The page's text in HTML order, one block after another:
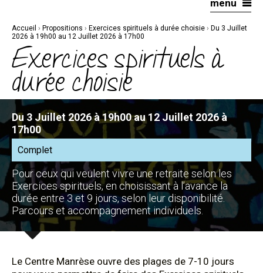
navigation
menu
Accueil › Propositions › Exercices spirituels à durée choisie › Du 3 Juillet
2026 à 19h00 au 12 Juillet 2026 à 17h00
Exercices spirituels à
durée choisie
Du 3 Juillet 2026 à 19h00 au 12 Juillet 2026 à
17h00
Complet
Pour ceux qui veulent vivre une retraite selon les
Exercices spirituels, en choisissant à l’avance la
durée entre 3 et 9 jours, selon leur disponibilité.
Parcours et accompagnement individuels.
Le Centre Manrèse ouvre des plages de 7-10 jours